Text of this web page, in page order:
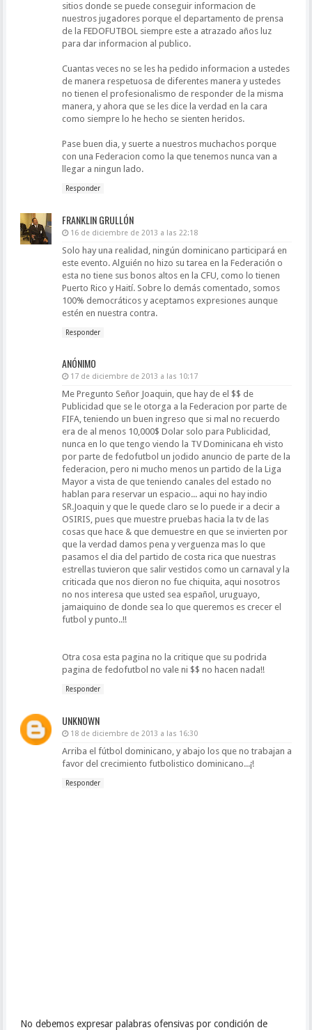
sitios donde se puede conseguir informacion de
nuestros jugadores porque el departamento de prensa
de la FEDOFUTBOL siempre este a atrazado años luz
para dar informacion al publico.
Cuantas veces no se les ha pedido informacion a ustedes
de manera respetuosa de diferentes manera y ustedes
no tienen el profesionalismo de responder de la misma
manera, y ahora que se les dice la verdad en la cara
como siempre lo he hecho se sienten heridos.
Pase buen dia, y suerte a nuestros muchachos porque
con una Federacion como la que tenemos nunca van a
llegar a ningun lado.
Responder
FRANKLIN GRULLÓN
16 de diciembre de 2013 a las 22:18
Solo hay una realidad, ningún dominicano participará en
este evento. Alguién no hizo su tarea en la Federación o
esta no tiene sus bonos altos en la CFU, como lo tienen
Puerto Rico y Haití. Sobre lo demás comentado, somos
100% democráticos y aceptamos expresiones aunque
estén en nuestra contra.
Responder
ANÓNIMO
17 de diciembre de 2013 a las 10:17
Me Pregunto Señor Joaquin, que hay de el $$ de
Publicidad que se le otorga a la Federacion por parte de
FIFA, teniendo un buen ingreso que si mal no recuerdo
era de al menos 10,000$ Dolar solo para Publicidad,
nunca en lo que tengo viendo la TV Dominicana eh visto
por parte de fedofutbol un jodido anuncio de parte de la
federacion, pero ni mucho menos un partido de la Liga
Mayor a vista de que teniendo canales del estado no
hablan para reservar un espacio... aqui no hay indio
SR.Joaquin y que le quede claro se lo puede ir a decir a
OSIRIS, pues que muestre pruebas hacia la tv de las
cosas que hace & que demuestre en que se invierten por
que la verdad damos pena y verguenza mas lo que
pasamos el dia del partido de costa rica que nuestras
estrellas tuvieron que salir vestidos como un carnaval y la
criticada que nos dieron no fue chiquita, aqui nosotros
no nos interesa que usted sea español, uruguayo,
jamaiquino de donde sea lo que queremos es crecer el
futbol y punto..!!
Otra cosa esta pagina no la critique que su podrida
pagina de fedofutbol no vale ni $$ no hacen nada!!
Responder
UNKNOWN
18 de diciembre de 2013 a las 16:30
Arriba el fútbol dominicano, y abajo los que no trabajan a
favor del crecimiento futbolistico dominicano...¡!
Responder
No debemos expresar palabras ofensivas por condición de